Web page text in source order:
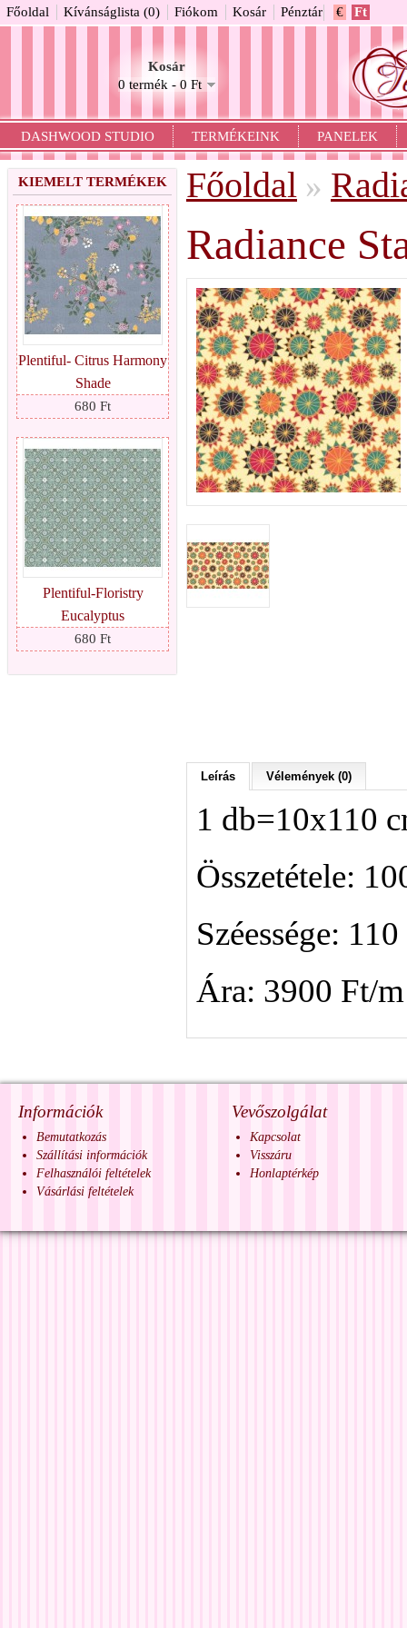
€ Ft
Kosár
0 termék - 0 Ft
Főoldal Kívánságlista (0) Fiókom Kosár Pénztár
DASHWOOD STUDIO TERMÉKEINK PANELEK
KIEMELT TERMÉKEK
Plentiful- Citrus Harmony
Shade
680 Ft
Plentiful-Floristry
Eucalyptus
680 Ft
Főoldal »
Radiance
Leírás Vélemények (0)
1 db=10x110
Összetétele:
Széessége:
Ára: 3900 Ft/m
Információk
Bemutatkozás
Szállítási információk
Felhasználói feltételek
Vásárlási feltételek
Vevőszolgálat
Kapcsolat
Visszáru
Honlaptérkép